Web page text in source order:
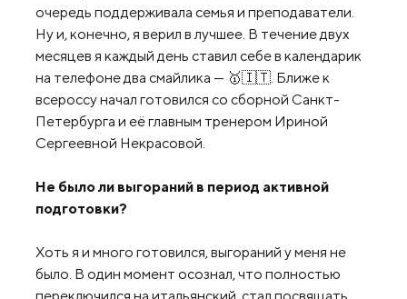
очередь поддерживала семья и преподаватели.
Ну и, конечно, я верил в лучшее. В течение двух
месяцев я каждый день ставил себе в календарик
на телефоне два смайлика — 🥇🇮🇹. Ближе к
всероссу начал готовился со сборной Санкт-
Петербурга и её главным тренером Ириной
Сергеевной Некрасовой.
Не было ли выгораний в период активной
подготовки?
Хоть я и много готовился, выгораний у меня не
было. В один момент осознал, что полностью